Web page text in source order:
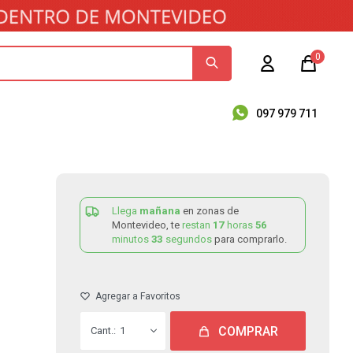
097 979 711
0
Llega mañana en zonas de
Montevideo, te restan 17 horas 56
minutos 33 segundos para comprarlo.
1 COMPRAR